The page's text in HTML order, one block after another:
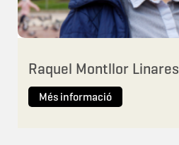
Raquel Montllor Linares
Més informació